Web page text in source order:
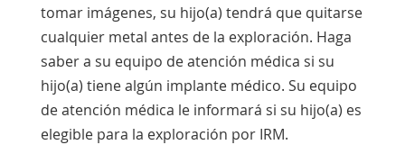
tomar imágenes, su hijo(a) tendrá que quitarse
cualquier metal antes de la exploración. Haga
saber a su equipo de atención médica si su
hijo(a) tiene algún implante médico. Su equipo
de atención médica le informará si su hijo(a) es
elegible para la exploración por IRM.